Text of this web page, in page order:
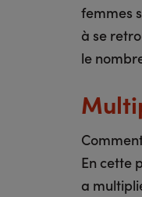
femmes
à se
le
En cette
a